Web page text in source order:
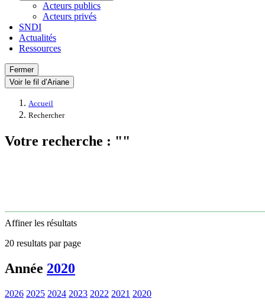
Acteurs publics
Acteurs privés
SNDI
Actualités
Ressources
Fermer
Voir le fil d’Ariane
Accueil
Rechercher
Votre recherche : ""
Affiner les résultats
20 resultats par page
Année 2020
2026 2025 2024 2023 2022 2021 2020